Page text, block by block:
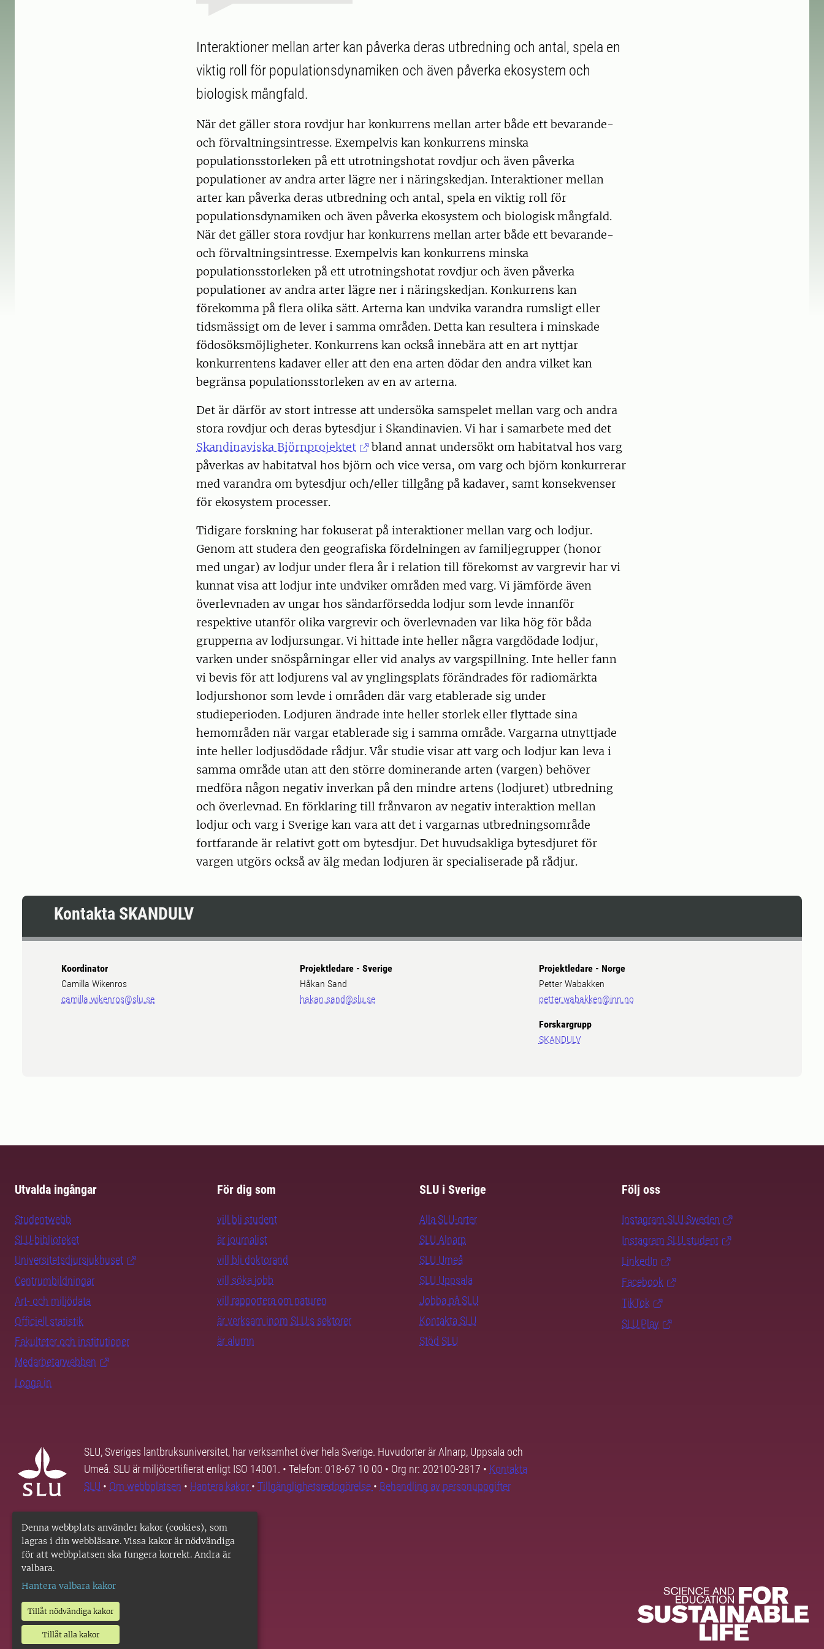
Denna webbplats använder kakor (cookies), som
lagras i din webbläsare. Vissa kakor är nödvändiga
för att webbplatsen ska fungera korrekt. Andra är
valbara.
Hantera valbara kakor
Tillåt nödvändiga kakor
Tillåt alla kakor
Interaktioner mellan arter kan påverka deras utbredning och antal, spela en
viktig roll för populationsdynamiken och även påverka ekosystem och
biologisk mångfald.
När det gäller stora rovdjur har konkurrens mellan arter både ett bevarande-
och förvaltningsintresse. Exempelvis kan konkurrens minska
populationsstorleken på ett utrotningshotat rovdjur och även påverka
populationer av andra arter lägre ner i näringskedjan. Interaktioner mellan
arter kan påverka deras utbredning och antal, spela en viktig roll för
populationsdynamiken och även påverka ekosystem och biologisk mångfald.
När det gäller stora rovdjur har konkurrens mellan arter både ett bevarande-
och förvaltningsintresse. Exempelvis kan konkurrens minska
populationsstorleken på ett utrotningshotat rovdjur och även påverka
populationer av andra arter lägre ner i näringskedjan. Konkurrens kan
förekomma på flera olika sätt. Arterna kan undvika varandra rumsligt eller
tidsmässigt om de lever i samma områden. Detta kan resultera i minskade
födosöksmöjligheter. Konkurrens kan också innebära att en art nyttjar
konkurrentens kadaver eller att den ena arten dödar den andra vilket kan
begränsa populationsstorleken av en av arterna.
Det är därför av stort intresse att undersöka samspelet mellan varg och andra
stora rovdjur och deras bytesdjur i Skandinavien. Vi har i samarbete med det
Skandinaviska Björnprojektet
bland annat undersökt om habitatval hos varg
påverkas av habitatval hos björn och vice versa, om varg och björn konkurrerar
med varandra om bytesdjur och/eller tillgång på kadaver, samt konsekvenser
för ekosystem processer.
Tidigare forskning har fokuserat på interaktioner mellan varg och lodjur.
Genom att studera den geografiska fördelningen av familjegrupper (honor
med ungar) av lodjur under flera år i relation till förekomst av vargrevir har vi
kunnat visa att lodjur inte undviker områden med varg. Vi jämförde även
överlevnaden av ungar hos sändarförsedda lodjur som levde innanför
respektive utanför olika vargrevir och överlevnaden var lika hög för båda
grupperna av lodjursungar. Vi hittade inte heller några vargdödade lodjur,
varken under snöspårningar eller vid analys av vargspillning. Inte heller fann
vi bevis för att lodjurens val av ynglingsplats förändrades för radiomärkta
lodjurshonor som levde i områden där varg etablerade sig under
studieperioden. Lodjuren ändrade inte heller storlek eller flyttade sina
hemområden när vargar etablerade sig i samma område. Vargarna utnyttjade
inte heller lodjusdödade rådjur. Vår studie visar att varg och lodjur kan leva i
samma område utan att den större dominerande arten (vargen) behöver
medföra någon negativ inverkan på den mindre artens (lodjuret) utbredning
och överlevnad. En förklaring till frånvaron av negativ interaktion mellan
lodjur och varg i Sverige kan vara att det i vargarnas utbredningsområde
fortfarande är relativt gott om bytesdjur. Det huvudsakliga bytesdjuret för
vargen utgörs också av älg medan lodjuren är specialiserade på rådjur.
Kontakta SKANDULV
Koordinator
Camilla Wikenros
camilla.wikenros@slu.se
Projektledare - Sverige
Håkan Sand
hakan.sand@slu.se
Projektledare - Norge
Petter Wabakken
petter.wabakken@inn.no
Forskargrupp
SKANDULV
Utvalda ingångar
Studentwebb
SLU-biblioteket
Universitetsdjursjukhuset
Centrumbildningar
Art- och miljödata
Officiell statistik
Fakulteter och institutioner
Medarbetarwebben
Logga in
För dig som
vill bli student
är journalist
vill bli doktorand
vill söka jobb
vill rapportera om naturen
är verksam inom SLU:s sektorer
är alumn
SLU i Sverige
Alla SLU-orter
SLU Alnarp
SLU Umeå
SLU Uppsala
Jobba på SLU
Kontakta SLU
Stöd SLU
Följ oss
Instagram SLU.Sweden
Instagram SLU.student
LinkedIn
Facebook
TikTok
SLU Play
SLU, Sveriges lantbruksuniversitet, har verksamhet över hela Sverige. Huvudorter är Alnarp, Uppsala och
Umeå. SLU är miljöcertifierat enligt ISO 14001. • Telefon: 018-67 10 00 • Org nr: 202100-2817 • Kontakta
SLU • Om webbplatsen • Hantera kakor • Tillgänglighetsredogörelse • Behandling av personuppgifter